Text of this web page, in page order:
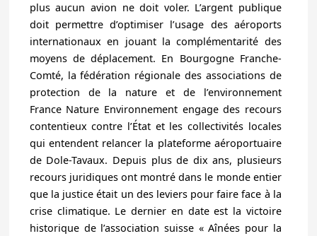
plus aucun avion ne doit voler. L’argent publique
doit permettre d’optimiser l’usage des aéroports
internationaux en jouant la complémentarité des
moyens de déplacement. En Bourgogne Franche-
Comté, la fédération régionale des associations de
protection de la nature et de l’environnement
France Nature Environnement engage des recours
contentieux contre l’État et les collectivités locales
qui entendent relancer la plateforme aéroportuaire
de Dole-Tavaux. Depuis plus de dix ans, plusieurs
recours juridiques ont montré dans le monde entier
que la justice était un des leviers pour faire face à la
crise climatique. Le dernier en date est la victoire
historique de l’association suisse « Aînées pour la